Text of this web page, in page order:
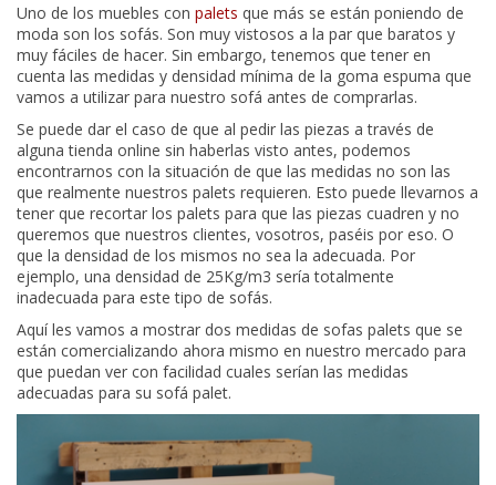
Uno de los muebles con palets que más se están poniendo de
moda son los sofás. Son muy vistosos a la par que baratos y
muy fáciles de hacer. Sin embargo, tenemos que tener en
cuenta las medidas y densidad mínima de la goma espuma que
vamos a utilizar para nuestro sofá antes de comprarlas.
Se puede dar el caso de que al pedir las piezas a través de
alguna tienda online sin haberlas visto antes, podemos
encontrarnos con la situación de que las medidas no son las
que realmente nuestros palets requieren. Esto puede llevarnos a
tener que recortar los palets para que las piezas cuadren y no
queremos que nuestros clientes, vosotros, paséis por eso. O
que la densidad de los mismos no sea la adecuada. Por
ejemplo, una densidad de 25Kg/m3 sería totalmente
inadecuada para este tipo de sofás.
Aquí les vamos a mostrar dos medidas de sofas palets que se
están comercializando ahora mismo en nuestro mercado para
que puedan ver con facilidad cuales serían las medidas
adecuadas para su sofá palet.